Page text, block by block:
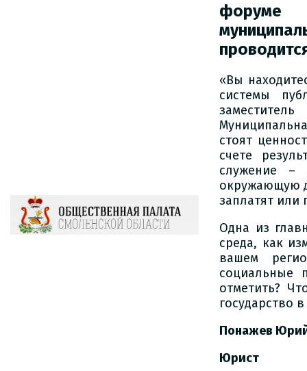
форуме
«Вы
системы
стоят
счете
служение –
окружающую
заплатят или
Одна из
среда, как
вашем
социальные
отметить?
государство
Понажев
Юрист